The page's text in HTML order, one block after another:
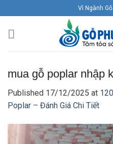
to
content
Vì Ngành
mua gỗ poplar nhập
Published 17/12/2025 at
Poplar – Đánh Giá Chi Tiết